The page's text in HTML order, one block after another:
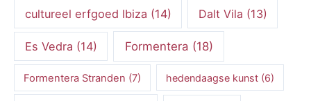
cultureel erfgoed Ibiza (14) Dalt Vila (13)
Es Vedra (14) Formentera (18)
Formentera Stranden (7) hedendaagse kunst (6)